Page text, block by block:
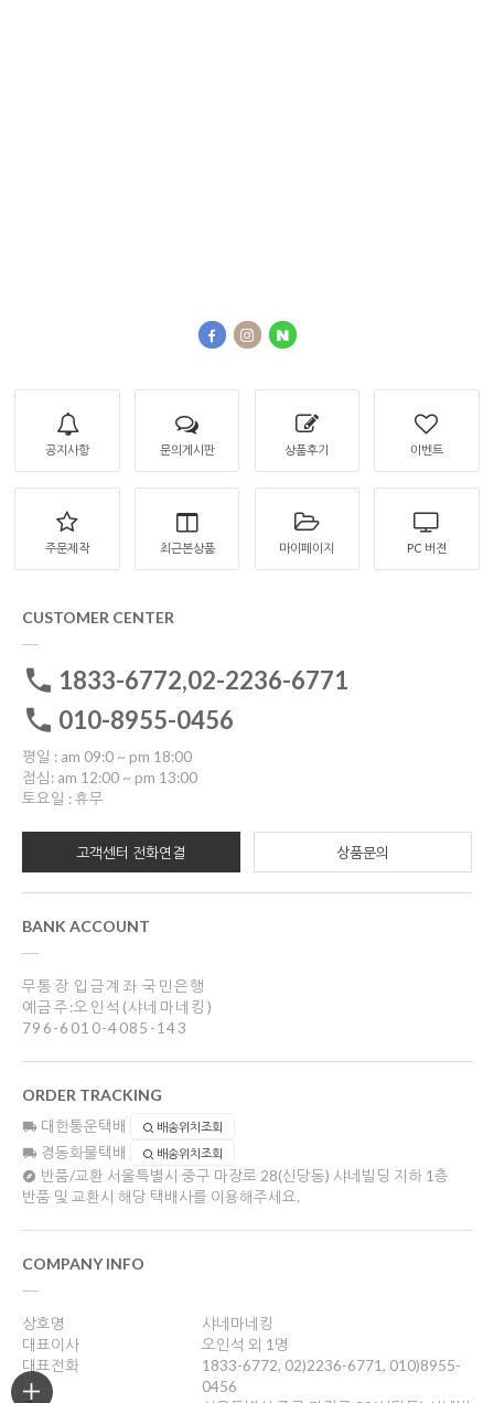
공지사항 문의게시판 상품후기 이벤트
주문제작 최근본상품 마이페이지 PC 버젼
CUSTOMER CENTER
1833-6772,02-2236-6771
010-8955-0456
평일 : am 09:0 ~ pm 18:00
점심: am 12:00 ~ pm 13:00
토요일 : 휴무
고객센터 전화연결 상품문의
BANK ACCOUNT
무통장 입금계좌 국민은행
예금주:오인석(샤네마네킹)
796-6010-4085-143
ORDER TRACKING
대한통운택배 배송위치조회
경동화물택배 배송위치조회
반품/교환 서울특별시 중구 마장로 28(신당동) 샤네빌딩 지하 1층
반품 및 교환시 해당 택배사를 이용해주세요.
COMPANY INFO
상호명
샤네마네킹
대표이사
오인석 외 1명
대표전화
1833-6772, 02)2236-6771, 010)8955-
0456